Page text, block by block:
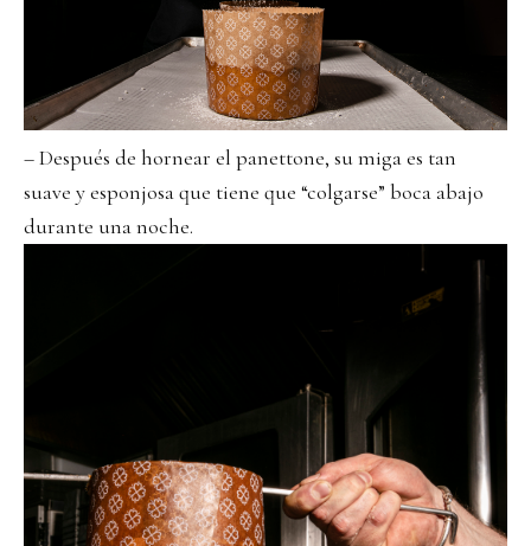
– Después de hornear el panettone, su miga es tan
suave y esponjosa que tiene que “colgarse” boca abajo
durante una noche.